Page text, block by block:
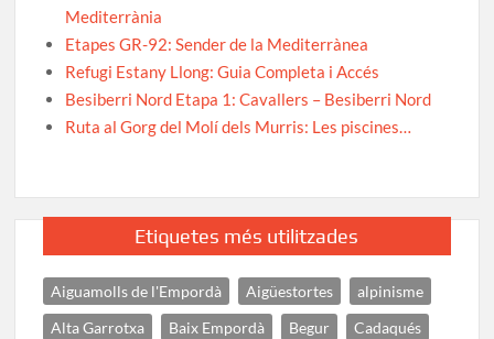
Mediterrània
Etapes GR-92: Sender de la Mediterrànea
Refugi Estany Llong: Guia Completa i Accés
Besiberri Nord Etapa 1: Cavallers – Besiberri Nord
Ruta al Gorg del Molí dels Murris: Les piscines…
Etiquetes més utilitzades
Aiguamolls de l'Empordà Aigüestortes
alpinisme
Alta Garrotxa
Baix Empordà Begur
Cadaqués